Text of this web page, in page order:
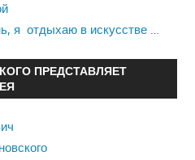
я отдыхаю в искусстве …
ПРЕДСТАВЛЯЕТ